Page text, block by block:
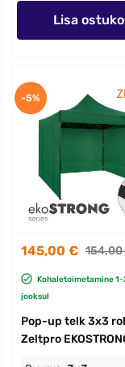
Lisa
145,00 €
Kohaletoimetamine
jooksul
Pop-up telk 3x3
Zeltpro
-5%